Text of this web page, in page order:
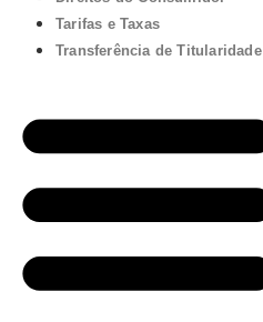
Tarifas e Taxas
Transferência de Titularidade